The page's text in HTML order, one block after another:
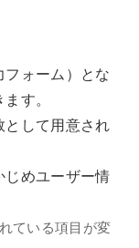
ォーム）とな
す。
として用意され
じめユーザー情
ている項目が変